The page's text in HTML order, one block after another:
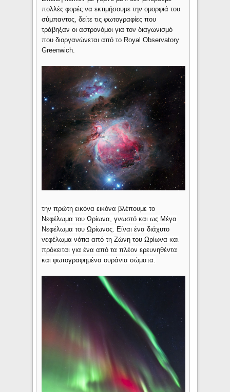
πολλές φορές να εκτιμήσουμε την ομορφιά του
σύμπαντος, δείτε τις φωτογραφίες που
τράβηξαν οι αστρονόμοι για τον διαγωνισμό
που διοργανώνεται από το Royal Observatory
Greenwich.
την πρώτη εικόνα εικόνα βλέπουμε το
Νεφέλωμα του Ωρίωνα, γνωστό και ως Μέγα
Νεφέλωμα του Ωρίωνος. Είναι ένα διάχυτο
νεφέλωμα νότια από τη Ζώνη του Ωρίωνα και
πρόκειται για ένα από τα πλέον ερευνηθέντα
και φωτογραφημένα ουράνια σώματα.